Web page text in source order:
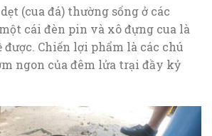
(cua đá) thường sống ở các
cái đèn pin và xô đựng cua là
được. Chiến lợi phẩm là các chú
ngon của đêm lửa trại đầy kỷ